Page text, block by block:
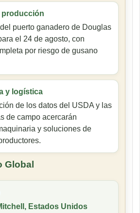
producción
puerto ganadero de Douglas
el 24 de agosto, con
por riesgo de gusano
y logística
de los datos del USDA y las
de campo acercarán
y soluciones de
Global
Estados Unidos